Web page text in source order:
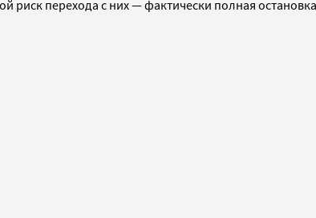
риск перехода с них — фактически полная